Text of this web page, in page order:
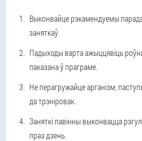
Выконвайце рэкамендуемы
заняткаў.
Падыходы варта ажыццявіць роўна
паказана ў праграме.
Не перагружайце арганізм,
да трэніровак.
Заняткі павінны выконвацца
праз дзень.